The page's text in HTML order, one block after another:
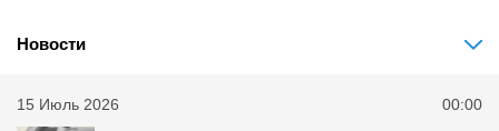
Новости
15 Июль 2026 00:00